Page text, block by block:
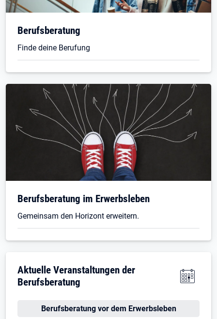
Berufsberatung
Finde deine Berufung
Berufsberatung im Erwerbsleben
Gemeinsam den Horizont erweitern.
Aktuelle Veranstaltungen der
Berufsberatung
Berufsberatung vor dem Erwerbsleben